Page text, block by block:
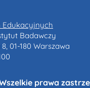
Edukacyjnych
Badawczy
01-180 Warszawa
Wszelkie prawa